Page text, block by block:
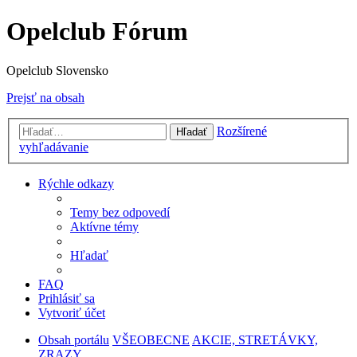
Opelclub Fórum
Opelclub Slovensko
Prejsť na obsah
Hľadať
Rozšírené
vyhľadávanie
Rýchle odkazy
Temy bez odpovedí
Aktívne témy
Hľadať
FAQ
Prihlásiť sa
Vytvoriť účet
Obsah portálu VŠEOBECNE AKCIE, STRETÁVKY,